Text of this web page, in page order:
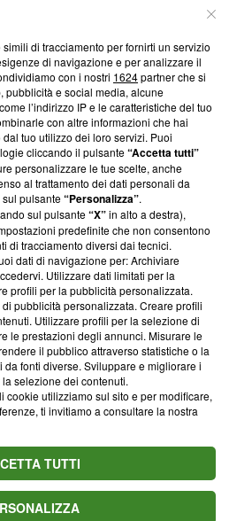
trasparenti su Blasting
e su come ci impegniamo a
afferma la nostra aderenza a
Blasting News non è
ma ha richiesto di farne
ancora effettuato una verifica di
Via Carlo Frasca, 3 - 6900
0690258937
di tracciamento per fornirti un servizio
di navigazione e per analizzare il
con i nostri 1624partner che si
pubblicità e social media, alcune
l’indirizzo IP e le caratteristiche del tuo
con altre informazioni che hai
tuo utilizzo dei loro servizi. Puoi
cliccando il pulsante“Accetta tutti”
personalizzare le tue scelte, anche
al trattamento dei dati personali da
pulsante“Personalizza”.
sul pulsante“X”in alto a destra),
predefinite che non consentono
di tracciamento diversi dai tecnici.
dati di navigazione per: Archiviare
Utilizzare dati limitati per la
profili per la pubblicità personalizzata.
pubblicità personalizzata. Creare profili
Utilizzare profili per la selezione di
le prestazioni degli annunci. Misurare le
il pubblico attraverso statistiche o la
fonti diverse. Sviluppare e migliorare i
selezione dei contenuti.
cookie utilizziamo sul sito e per modificare,
ti invitiamo a consultare la nostra
TUTTI